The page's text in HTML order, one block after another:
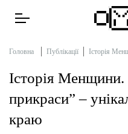
Новини
Головна Публікації Історія
Історія Менщини.
прикраси” –
краю